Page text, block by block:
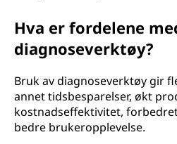
Hva er fordelene
diagnoseverktøy?
Bruk av diagnoseverktøy gir
annet tidsbesparelser, økt
kostnadseffektivitet,
bedre brukeropplevelse.